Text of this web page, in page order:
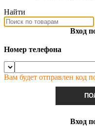
Найти
Вход
Номер телефона
Вам будет отправлен код
Вход